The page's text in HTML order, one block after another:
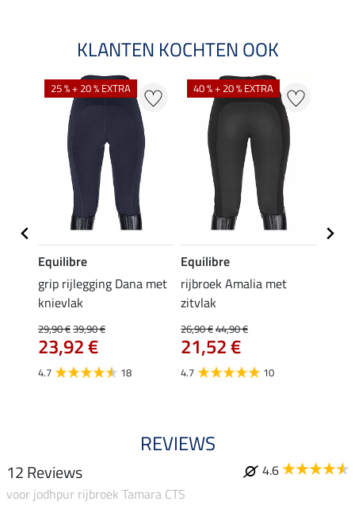
KLANTEN KOCHTEN OOK
25 % + 20 % EXTRA
Equilibre
grip rijlegging Dana met
knievlak
29,90 €39,90 €
23,92 €
4.7 18
40 % + 20 % EXTRA
Equilibre
rijbroek Amalia met
zitvlak
26,90 €44,90 €
21,52 €
4.7 10
REVIEWS
12 Reviews
4.6
voor jodhpur rijbroek Tamara CTS